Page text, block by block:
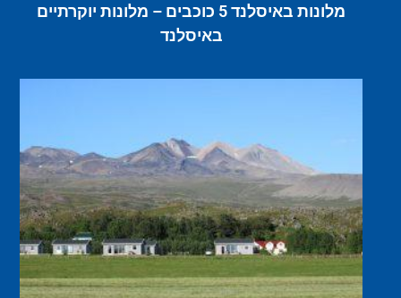
מלונות באיסלנד 5 כוכבים – מלונות יוקרתיים
באיסלנד